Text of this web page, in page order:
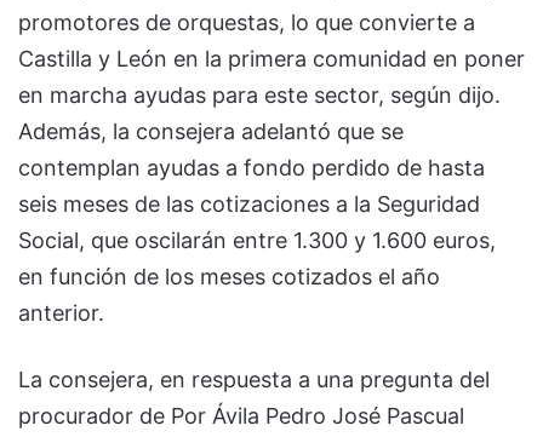
promotores de orquestas, lo que convierte a
Castilla y León en la primera comunidad en poner
en marcha ayudas para este sector, según dijo.
Además, la consejera adelantó que se
contemplan ayudas a fondo perdido de hasta
seis meses de las cotizaciones a la Seguridad
Social, que oscilarán entre 1.300 y 1.600 euros,
en función de los meses cotizados el año
anterior.
La consejera, en respuesta a una pregunta del
procurador de Por Ávila Pedro José Pascual